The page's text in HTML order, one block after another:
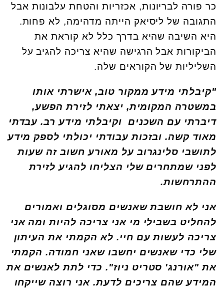
כר פורה לבריונות, אכזריות והטחת עלבונות אבל
התגובה של ליסיאק הייתה מדהימה, לא פחות.
היא השיבה שהיא בדרך כלל לא קוראת את
הביקורות אבל הרגישה שהיא צריכה להגיב על
השליליות של הקוראים שלה.
"קיבלתי מידע ממקור טוב, אישרתי אותו
במשטרה המקומית, יצאתי לזירת הפשע,
דיברתי עם השכנים וקיבלתי מידע רב. עבדתי
מאוד קשה. ובזכות עבודתי יכולתי לספק מידע
לתושבי סלינגרוב על מאורע חשוב זה שעות
לפני שמתחרים שלי הצליחו להגיע לזירת
ההתרחשות.
אני לא חושבת שאנשים מסוגלים ואמורים
להחליט בשבילי מי אני צריכה להיות ומה אני
צריכה לעשות עם חיי. לא הקמתי את העיתון
שלי כדי שאנשים יחשבו שאני חמודה. הקמתי
את "אורנג' סטריט ניוז". כדי לתת לאנשים את
המידע שהם צריכים לדעת. אני רוצה שייקחו